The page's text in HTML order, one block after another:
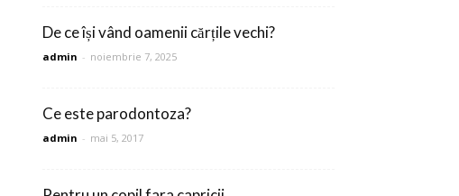
De ce își vând oamenii cărțile vechi?
admin - noiembrie 7, 2025
Ce este parodontoza?
admin - mai 5, 2017